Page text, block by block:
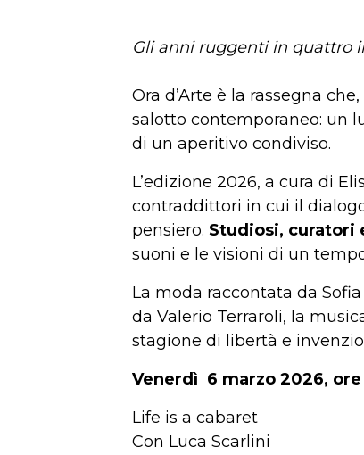
Gli anni ruggenti in quattro
Ora d’Arte è la rassegna
salotto contemporaneo: un
di un aperitivo condiviso.
L’edizione 2026, a cura di
contraddittori in cui il
pensiero. Studiosi, curatori
suoni e le visioni di un
La moda raccontata da
da Valerio Terraroli, la
stagione di libertà e
Venerdì 6 marzo 2026, ore
Life is a cabaret
Con Luca Scarlini